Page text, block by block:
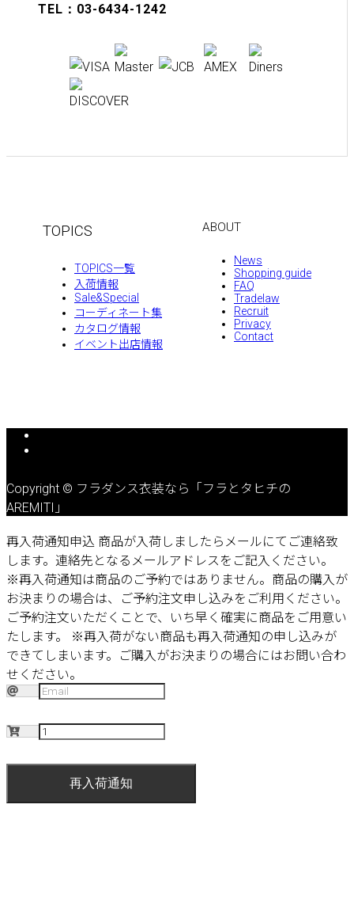
TEL：03-6434-1242
TOPICS
TOPICS一覧
入荷情報
Sale&Special
コーディネート集
カタログ情報
イベント出店情報
ABOUT
News
Shopping guide
FAQ
Tradelaw
Recruit
Privacy
Contact
Copyright © フラダンス衣装なら「フラとタヒチの
AREMITI」
再入荷通知申込 商品が入荷しましたらメールにてご連絡致
します。連絡先となるメールアドレスをご記入ください。
※再入荷通知は商品のご予約ではありません。商品の購入が
お決まりの場合は、ご予約注文申し込みをご利用ください。
ご予約注文いただくことで、いち早く確実に商品をご用意い
たします。
※再入荷がない商品も再入荷通知の申し込みが
できてしまいます。ご購入がお決まりの場合にはお問い合わ
せください。
再入荷通知